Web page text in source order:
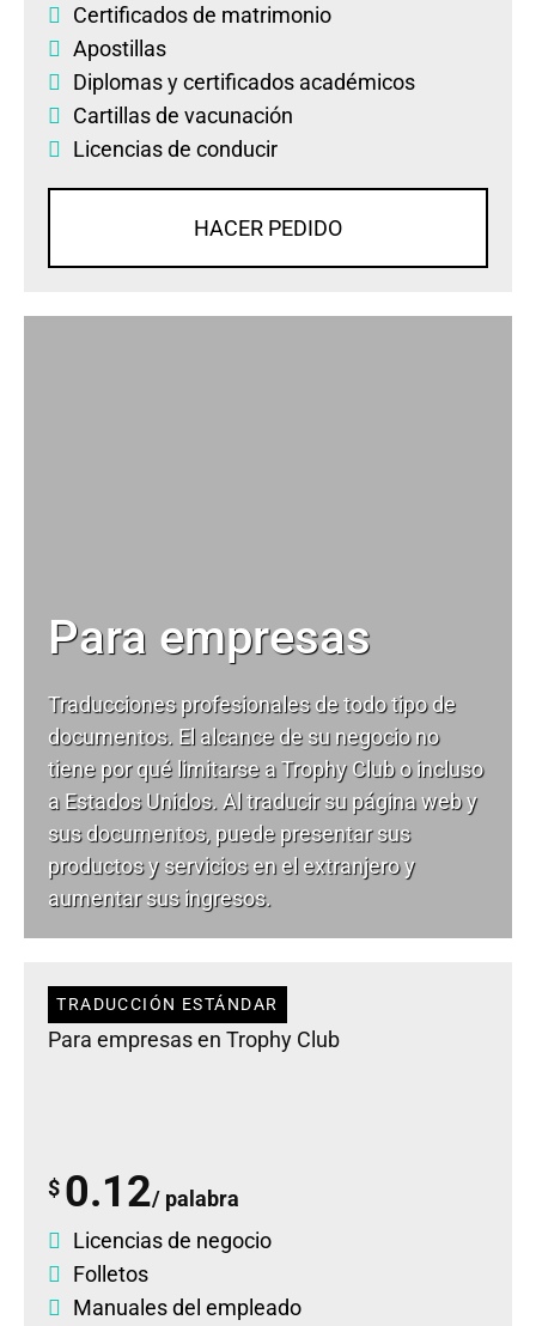
Certificados de matrimonio
Apostillas
Diplomasycertificados académicos
Cartillas de vacunación
Licencias de conducir
HACER PEDIDO
Para empresas
Traducciones profesionales de todo tipo de
documentos. El alcance de su negocio no
tiene por qué limitarse a Trophy Club o incluso
a Estados Unidos. Al traducir su página web y
sus documentos, puede presentar sus
productos y servicios en el extranjero y
aumentar sus ingresos.
TRADUCCIÓN ESTÁNDAR
Para empresas en Trophy Club
$ 0.12/ palabra
Licencias de negocio
Folletos
Manuales del empleado